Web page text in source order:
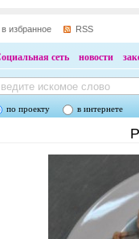
в избранное RSS
сеть новости
по проекту в интернете